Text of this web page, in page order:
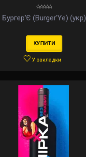
Бургер'Є (Burger'Ye) (укр)
КУПИТИ
У закладки